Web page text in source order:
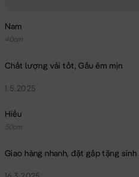
Nam
40cm
Chất lượng vải tốt, Gấu êm mịn
1.5.2025
Hiếu
50cm
Giao hàng nhanh, đặt gấp tặng